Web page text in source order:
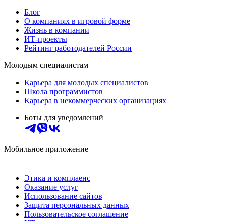
Блог
О компаниях в игровой форме
Жизнь в компании
ИТ-проекты
Рейтинг работодателей России
Молодым специалистам
Карьера для молодых специалистов
Школа программистов
Карьера в некоммерческих организациях
Боты для уведомлений
Мобильное приложение
Этика и комплаенс
Оказание услуг
Использование сайтов
Защита персональных данных
Пользовательское соглашение